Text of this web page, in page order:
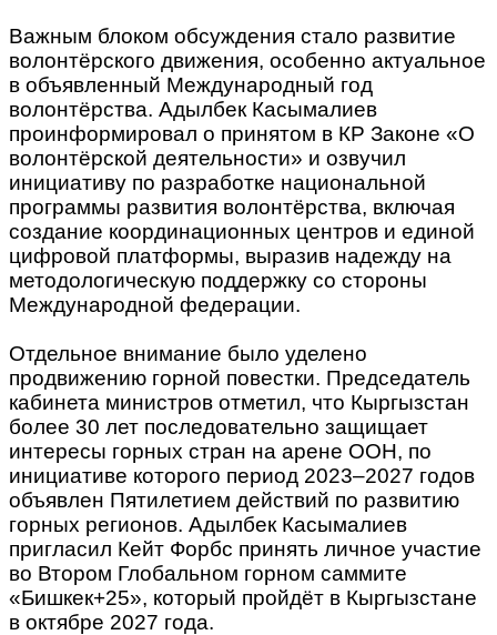
Важным блоком обсуждения стало развитие
волонтёрского движения, особенно актуальное
в объявленный Международный год
волонтёрства. Адылбек Касымалиев
проинформировал о принятом в КР Законе «О
волонтёрской деятельности» и озвучил
инициативу по разработке национальной
программы развития волонтёрства, включая
создание координационных центров и единой
цифровой платформы, выразив надежду на
методологическую поддержку со стороны
Международной федерации.
Отдельное внимание было уделено
продвижению горной повестки. Председатель
кабинета министров отметил, что Кыргызстан
более 30 лет последовательно защищает
интересы горных стран на арене ООН, по
инициативе которого период 2023–2027 годов
объявлен Пятилетием действий по развитию
горных регионов. Адылбек Касымалиев
пригласил Кейт Форбс принять личное участие
во Втором Глобальном горном саммите
«Бишкек+25», который пройдёт в Кыргызстане
в октябре 2027 года.